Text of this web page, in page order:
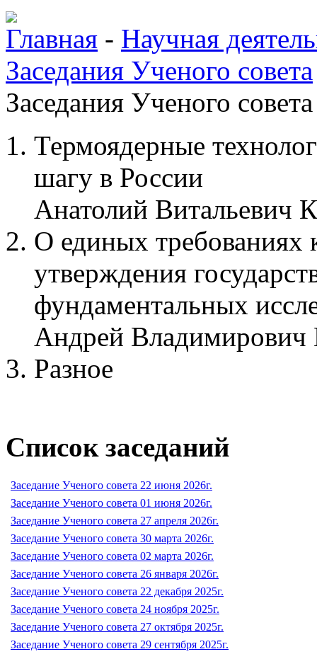
Главная - Научная
Заседания Ученого совета
Заседания Ученого
Термоядерные
шагу в России
Анатолий Витальевич
О единых требованиях
утверждения
фундаментальных
Андрей Владимирович
Разное
Список заседаний
Заседание Ученого совета 22 июня 2026г.
Заседание Ученого совета 01 июня 2026г.
Заседание Ученого совета 27 апреля 2026г.
Заседание Ученого совета 30 марта 2026г.
Заседание Ученого совета 02 марта 2026г.
Заседание Ученого совета 26 января 2026г.
Заседание Ученого совета 22 декабря 2025г.
Заседание Ученого совета 24 ноября 2025г.
Заседание Ученого совета 27 октября 2025г.
Заседание Ученого совета 29 сентября 2025г.